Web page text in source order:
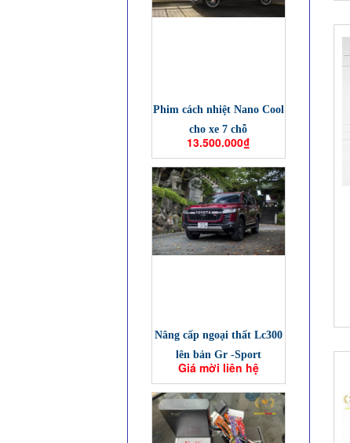
Phim cách nhiệt Nano Cool
cho xe 7 chỗ
13.500.000₫
Nâng cấp ngoại thất Lc300
lên bản Gr -Sport
Giá mời liên hệ